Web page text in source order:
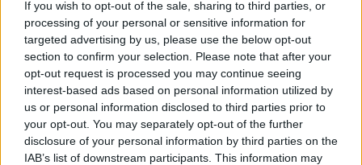
If you wish to opt-out of the sale, sharing to third parties, or
processing of your personal or sensitive information for
targeted advertising by us, please use the below opt-out
section to confirm your selection. Please note that after your
opt-out request is processed you may continue seeing
interest-based ads based on personal information utilized by
us or personal information disclosed to third parties prior to
your opt-out. You may separately opt-out of the further
disclosure of your personal information by third parties on the
IAB’s list of downstream participants. This information may
lépett a pápa elé: az uralkodó felesége csak
úgy sugárzott fekete szettjében
14:01
Hailey Bieber megszólalt Selena Gomezzel
kapcsolatban, kiderül, mi idegesíti legjobban
13:32